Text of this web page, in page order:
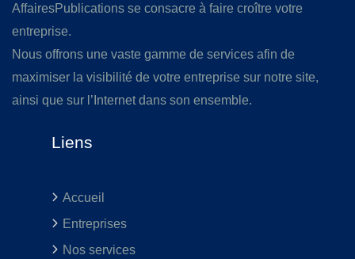
AffairesPublications se consacre à faire croître votre
entreprise.
Nous offrons une vaste gamme de services afin de
maximiser la visibilité de votre entreprise sur notre site,
ainsi que sur l’Internet dans son ensemble.
Liens
Accueil
Entreprises
Nos services